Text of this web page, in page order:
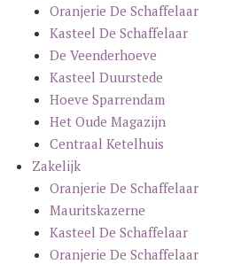
Oranjerie De Schaffelaar
Kasteel De Schaffelaar
De Veenderhoeve
Kasteel Duurstede
Hoeve Sparrendam
Het Oude Magazijn
Centraal Ketelhuis
Zakelijk
Oranjerie De Schaffelaar
Mauritskazerne
Kasteel De Schaffelaar
Oranjerie De Schaffelaar